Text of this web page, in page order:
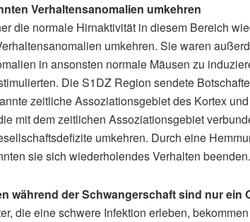
Verhaltensanomalien umkehren
die normale Hirnaktivität in diesem Bereich
umkehren. Sie waren
in ansonsten normale Mäusen zu
Die S1DZ Region sendete
zeitliche Assoziationsgebiet des Kortex
mit dem zeitlichen Assoziationsgebiet
umkehren. Durch eine
sie sich wiederholendes Verhalten beenden.
während der Schwangerschaft sind nur ein
die eine schwere Infektion erleben,